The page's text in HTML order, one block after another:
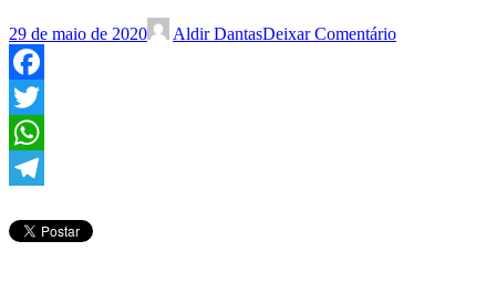
29 de maio de 2020 Aldir DantasDeixar Comentário
Facebook
Twitter
WhatsApp